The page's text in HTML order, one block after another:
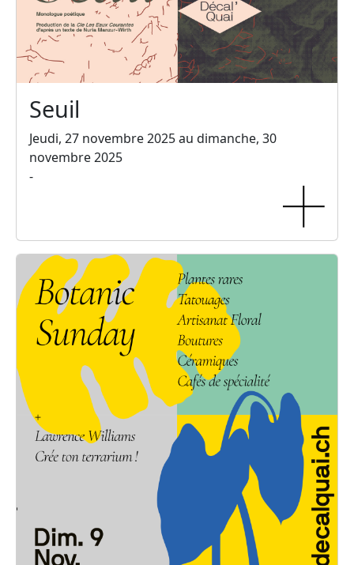
Seuil
Jeudi, 27 novembre 2025 au dimanche, 30
novembre 2025
-